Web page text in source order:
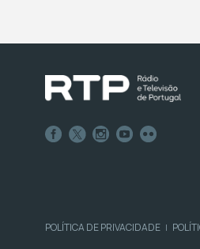
POLÍTICA DE PRIVACIDADE |